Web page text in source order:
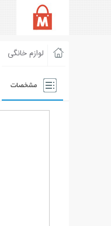
لوازم خانگی
مشخصات